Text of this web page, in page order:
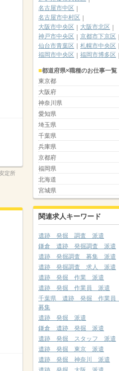
定所
名古屋市中区
名古屋市中村区
大阪市中央区
大阪市北区
神戸市中央区
京都市下京区
仙台市青葉区
札幌市中央区
福岡市中央区
福岡市博多区
都道府県×職種のお仕事一覧
東京都
大阪府
神奈川県
愛知県
埼玉県
千葉県
兵庫県
京都府
福岡県
北海道
宮城県
関連求人キーワード
遺跡 発掘 調査 派遣
鎌倉 遺跡 発掘調査 派遣
遺跡 発掘調査 募集 派遣
遺跡 発掘調査 求人 派遣
遺跡 発掘 作業 派遣
遺跡 発掘 作業員 派遣
千葉県 遺跡 発掘 作業員
募集
遺跡 発掘 派遣
鎌倉 遺跡 発掘 派遣
遺跡 発掘 スタッフ 派遣
遺跡 発掘 東京 派遣
遺跡 発掘 神奈川 派遣